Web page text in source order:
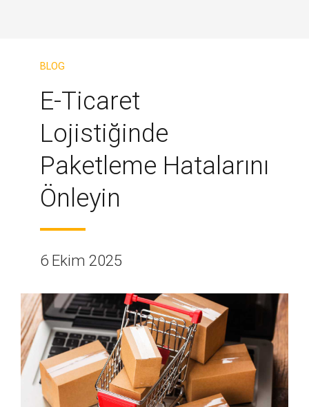
BLOG
E-Ticaret
Lojistiğinde
Paketleme Hatalarını
Önleyin
6 Ekim 2025